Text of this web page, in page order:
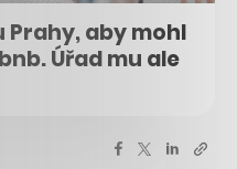
aby mohl
Úřad mu ale